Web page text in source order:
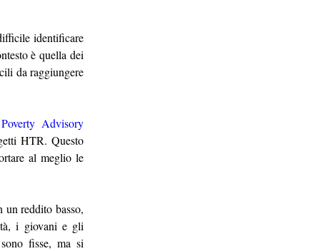
identificare
è quella dei
da raggiungere
Advisory
HTR. Questo
al meglio le
reddito basso,
i giovani e gli
fisse, ma si